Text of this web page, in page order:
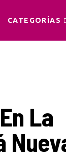
CATEGORÍAS
La